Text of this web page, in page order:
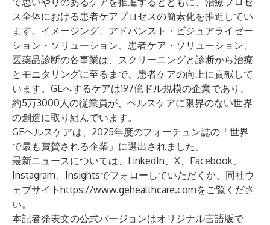
ス全体における患者ケアプロセスの簡素化を推進してい
ます。イメージング、アドバンスト・ビジュアライゼー
ション・ソリューション、患者ケア・ソリューション、
医薬品診断の各事業は、スクリーニングと診断から治療
とモニタリングに至るまで、患者ケアの向上に貢献して
います。GEへするケアは197億ドル規模の企業であり、
約5万3000人の従業員が、ヘルスケアに限界のない世界
の創造に取り組んでいます。
GEヘルスケアは、 2025年度のフォーチュン誌の「世界
で最も賞賛される企業」 に選出されました。
最新ニュースについては、 LinkedIn、 X、 Facebook、
Instagram、 Insightsでフォローしていただくか、同社ウ
ェブサイト https://www.gehealthcare.comをご覧くださ
い。
本記者発表文の公式バージョンはオリジナル言語版で